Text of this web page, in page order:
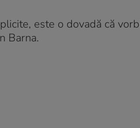
este o dovadă că
Barna.